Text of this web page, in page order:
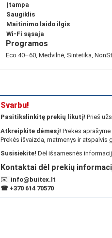
Įtampa
Saugiklis
Maitinimo laido ilgis
Wi-Fi sąsaja
Programos
Eco 40–60, Medvilnė, Sintetika,
Svarbu!
Pasitikslinkitę prekių likutį! Prieš
Atkreipkite dėmesį! Prekės
Prekės išvaizda, matmenys ir atspalvis
Susisiekite! Dėl išsamesnės
Kontaktai dėl prekių
✉️ info@buitex.lt
☎ +370 614 70570